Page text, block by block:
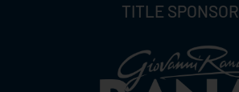
TITLE SPONSOR